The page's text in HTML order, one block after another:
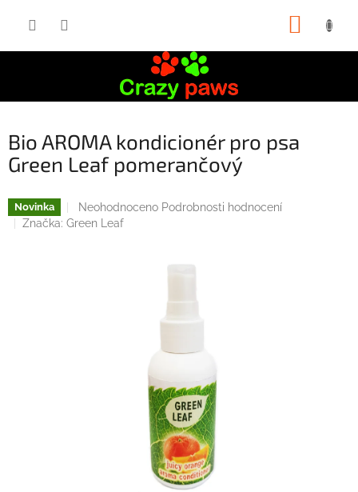
Bio AROMA kondicionér pro psa
Green Leaf pomerančový
Novinka
Průměrné
hodnocení
Neohodnoceno Podrobnosti hodnocení
Značka: Green Leaf